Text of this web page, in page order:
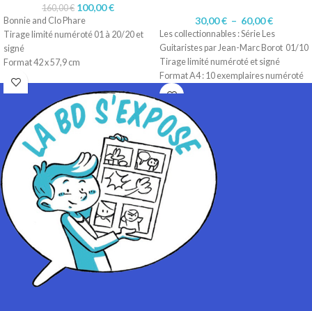
160,00€ 100,00€
Bonnie and Clo Phare
Tirage limité numéroté 01 à 20/20 et
signé
Format 42 x 57,9 cm
Technique dessin numérique
Impression sur papier 200 gr
30,00€ – 60,00€
Les collectionnables : Série Les
Guitaristes par Jean-Marc Borot 01/10
Tirage limité numéroté et signé
Format A4 : 10 exemplaires numéroté
1 à 10/10.
Format A3 : 10 exemplaires numérotés
1 à 10/10
Impression sur papier 200 gr Satiné